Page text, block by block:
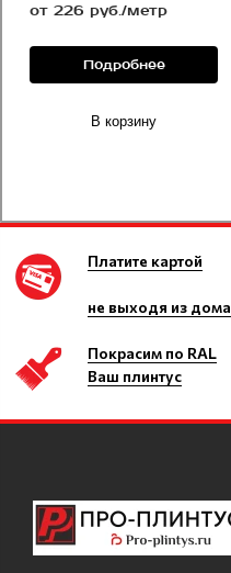
от 226 руб./метр
Подробнее
В корзину
Платите картой
не выходя из дома
Покрасим по RAL
Ваш плинтус